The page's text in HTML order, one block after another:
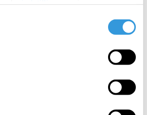
fra vores
eller ved at trykke på "Privacy